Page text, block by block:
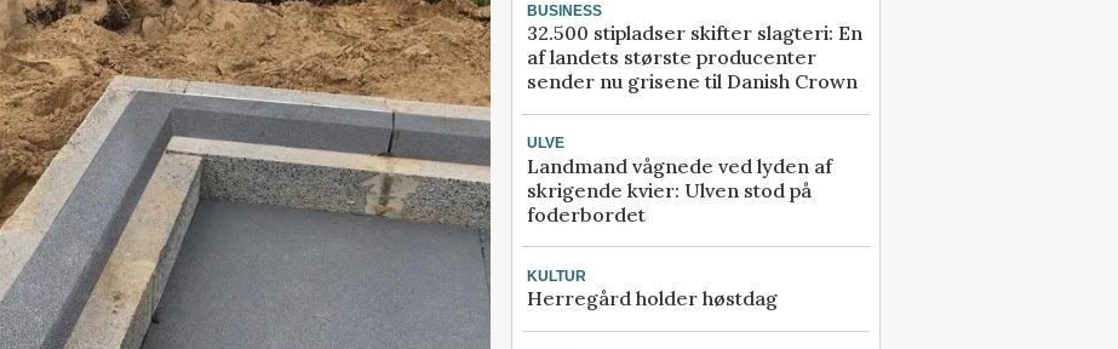
BUSINESS
32.500 stipladser skifter slagteri: En
af landets største producenter
sender nu grisene til Danish Crown
ULVE
Landmand vågnede ved lyden af
skrigende kvier: Ulven stod på
foderbordet
KULTUR
Herregård holder høstdag